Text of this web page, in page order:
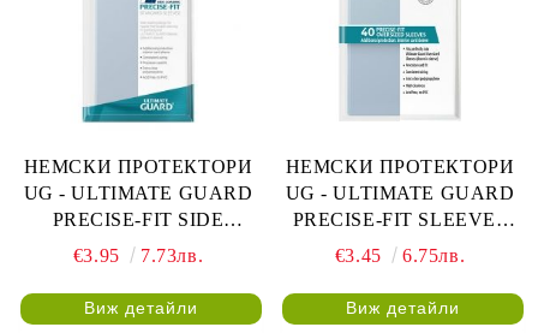
НЕМСКИ ПРОТЕКТОРИ
UG - ULTIMATE GUARD
PRECISE-FIT SIDE
LOADING SLEEVES 64x89
ПРОЗРАЧНИ
€3.95 7.73лв.
Виж детайли
НЕМСКИ ПРОТЕКТОРИ
UG - ULTIMATE GUARD
PRECISE-FIT SLEEVES
89x127 - 40 БР.
€3.45 6.75лв.
Виж детайли